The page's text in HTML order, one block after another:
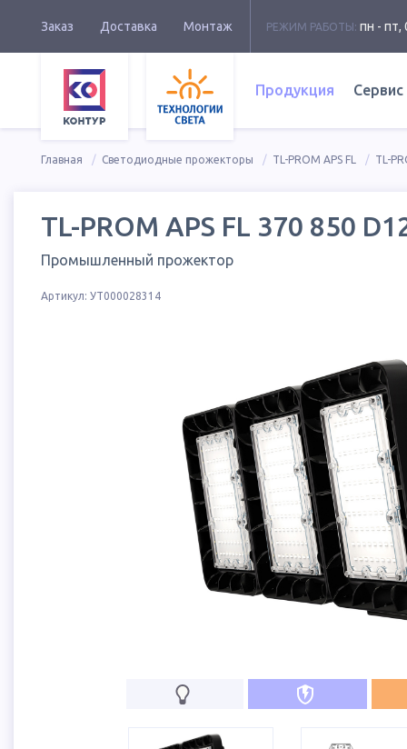
Заказ Доставка Монтаж РЕЖИМ РАБОТЫ: пн - пт,
Продукция Сервис
Главная Светодиодные прожекторы TL-PROM APS FL TL-
TL-PROM APS FL 370 850
Промышленный прожектор
Артикул: УТ000028314